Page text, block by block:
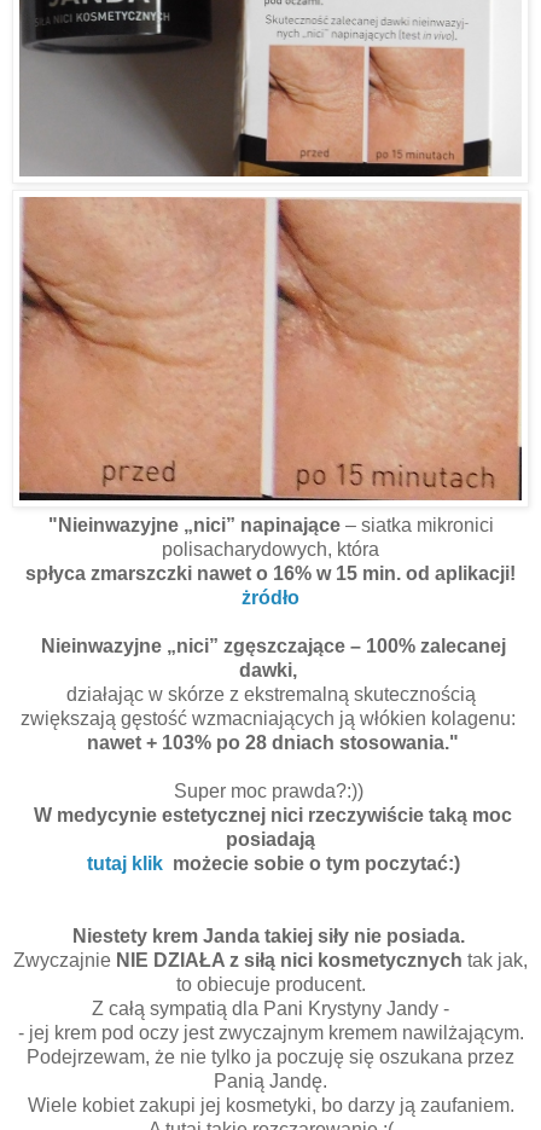
"Nieinwazyjne „nici” napinające– siatka mikronici
polisacharydowych, która
spłyca zmarszczki nawet o 16% w 15 min. od aplikacji!
żródło
Nieinwazyjne „nici” zgęszczające– 100% zalecanej
dawki,
działając w skórze z ekstremalną skutecznością
zwiększają gęstość wzmacniających ją włókien kolagenu:
nawet + 103% po 28 dniach stosowania."
Super moc prawda?:))
W medycynie estetycznej nici rzeczywiście taką moc
posiadają
tutaj klik możecie sobie o tym poczytać:)
Niestety krem Janda takiej siły nie posiada.
Zwyczajnie NIE DZIAŁA z siłą nici kosmetycznych tak jak,
to obiecuje producent.
Z całą sympatią dla Pani Krystyny Jandy -
- jej krem pod oczy jest zwyczajnym kremem nawilżającym.
Podejrzewam, że nie tylko ja poczuję się oszukana przez
Panią Jandę.
Wiele kobiet zakupi jej kosmetyki, bo darzy ją zaufaniem.